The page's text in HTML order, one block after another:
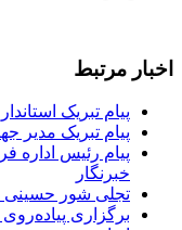
اخبار مرتبط
پیام تبریک
پیام تبریک مدیر
پیام رئیس اداره
خبرنگار
تجلی شور حسینی
برگزاری